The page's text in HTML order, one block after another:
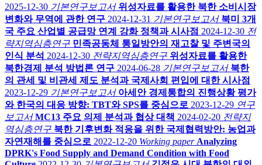
2025-12-30 기본연구보고서 위성자료를 활용한 북한 소비시장
변화와 무역에 관한 연구 2024-12-31 기본연구보고서 북미 3개
국 주요 산업별 공급망 연계 강화 정책과 시사점 2024-12-30 전
략지역심층연구 민족공동체 통일방안의 재고찰 및 주변국의
인식 분석 2024-12-30 전략지역심층연구 위성자료를 활용한
북한경제 분석 방법론 연구 2024-06-28 기본연구보고서 북한
의 관세 및 비관세 제도 분석과 국제사회 편입에 대한 시사점
2023-12-29 기본연구보고서 아세안 경제통합의 진행상황 평가
와 한국의 대응 방향: TBT와 SPS를 중심으로 2023-12-29 연구
보고서 MC13 주요 의제 분석과 협상 대책 2024-02-20 전략지
역심층연구 북한 기후변화 적응을 위한 국제협력방안: 농업과
자연재해를 중심으로 2022-12-20 Working paper Analyzing
DPRK's Food Supply and Demand Condition with Food